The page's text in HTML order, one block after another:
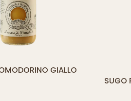
CARRELLO
GIALLO
SUGO